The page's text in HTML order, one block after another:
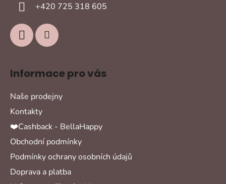
+420 725 318 605
Informace pro vás
Naše prodejny
Kontakty
❤️Cashback - BellaHappy
Obchodní podmínky
Podmínky ochrany osobních údajů
Doprava a platba